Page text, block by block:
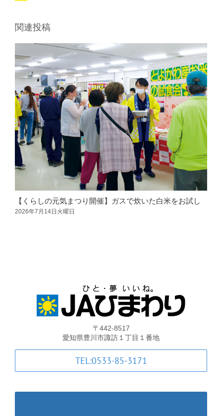
JAバンク・JA共済
JAバンクのご案内
キャンペーン情報
各種金利一覧
支店・ATM一覧
JA共済のご案内
土曜共済窓口相談会
JA共済 自動車事故相談連絡
関連投稿
【くらしの元気まつり開催】ガスで炊いた白米をお試し
2026年7月14日火曜日
〒442-8517
愛知県豊川市諏訪１丁目１番地
TEL:0533-85-3171